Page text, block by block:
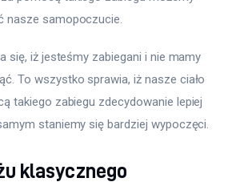
nasze samopoczucie.
się, iż jesteśmy zabiegani i nie mamy
To wszystko sprawia, iż nasze ciało
takiego zabiegu zdecydowanie lepiej
staniemy się bardziej wypoczęci.
klasycznego